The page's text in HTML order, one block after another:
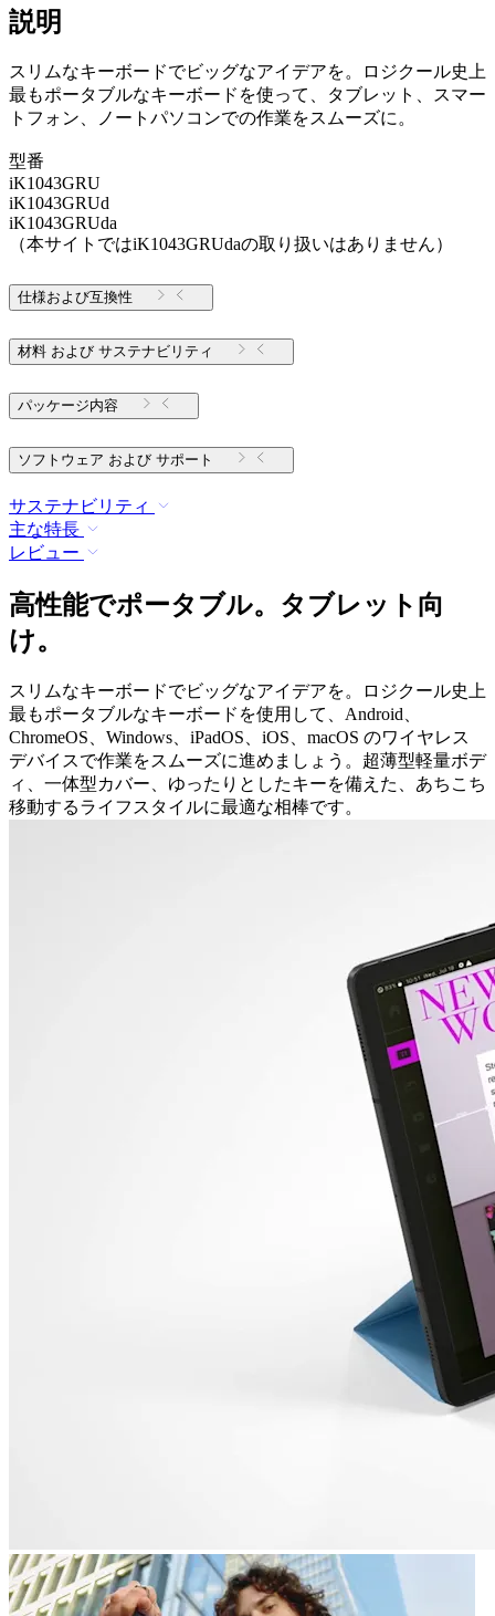
説明
スリムなキーボードでビッグなアイデアを。ロジクール史上
最もポータブルなキーボードを使って、タブレット、スマー
トフォン、ノートパソコンでの作業をスムーズに。
型番
iK1043GRU
iK1043GRUd
iK1043GRUda
（本サイトではiK1043GRUdaの取り扱いはありません）
仕様および互換性
材料 および サステナビリティ
パッケージ内容
ソフトウェア および サポート
サステナビリティ
主な特長
レビュー
高性能でポータブル。タブレット向
け。
スリムなキーボードでビッグなアイデアを。ロジクール史上
最もポータブルなキーボードを使用して、Android、
ChromeOS、Windows、iPadOS、iOS、macOS のワイヤレス
デバイスで作業をスムーズに進めましょう。超薄型軽量ボデ
ィ、一体型カバー、ゆったりとしたキーを備えた、あちこち
移動するライフスタイルに最適な相棒です。